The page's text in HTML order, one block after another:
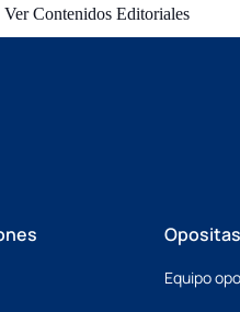
Ver Contenidos Editoriales
Opositas
Equipo